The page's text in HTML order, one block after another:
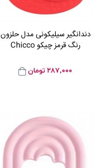
دندانگیر سیلیکونی مدل حلزون
رنگ قرمز چیکو Chicco
۲۸۷,۰۰۰ تومان